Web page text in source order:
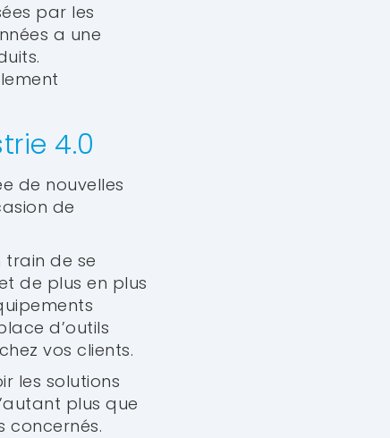
par les
a une
4.0
de nouvelles
de
train de se
de plus en plus
d’outils
vos clients.
les solutions
plus que
concernés.